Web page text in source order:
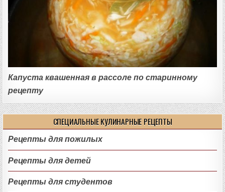
Капуста квашенная в рассоле по старинному
рецепту
СПЕЦИАЛЬНЫЕ КУЛИНАРНЫЕ РЕЦЕПТЫ
Рецепты для пожилых
Рецепты для детей
Рецепты для студентов